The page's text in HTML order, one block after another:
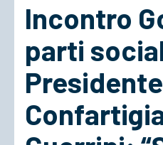
Cosa Facciamo
Incontro
parti